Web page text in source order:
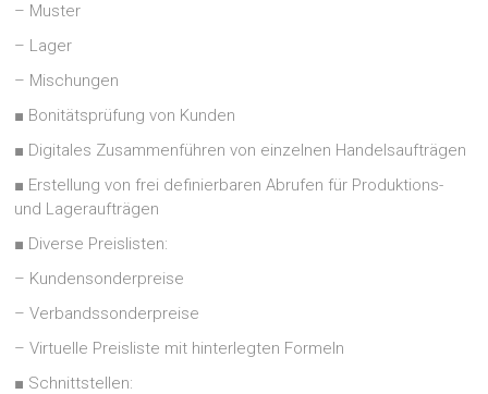
– Muster
– Lager
– Mischungen
■ Bonitätsprüfung von Kunden
■ Digitales Zusammenführen von einzelnen Handelsaufträgen
■ Erstellung von frei definierbaren Abrufen für Produktions-
und Lageraufträgen
■ Diverse Preislisten:
– Kundensonderpreise
– Verbandssonderpreise
– Virtuelle Preisliste mit hinterlegten Formeln
■ Schnittstellen: